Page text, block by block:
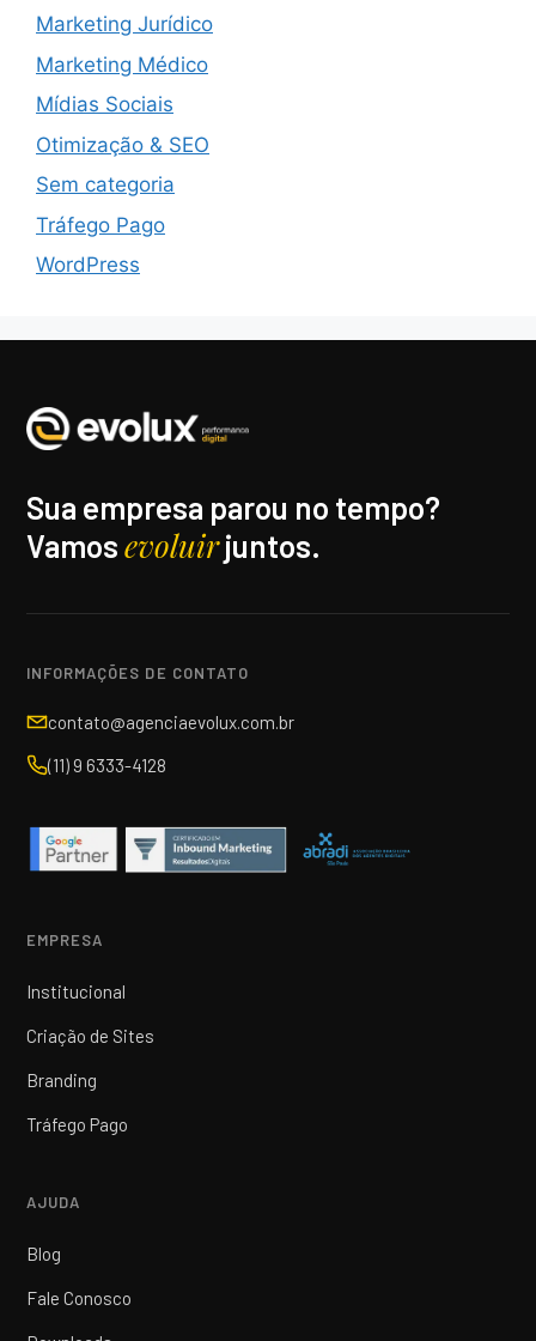
Marketing Jurídico
Marketing Médico
Mídias Sociais
Otimização & SEO
Sem categoria
Tráfego Pago
WordPress
Sua empresa parou no tempo?
Vamosevoluirjuntos.
INFORMAÇÕES DE CONTATO
contato@agenciaevolux.com.br
(11) 9 6333-4128
EMPRESA
Institucional
Criação de Sites
Branding
Tráfego Pago
AJUDA
Blog
Fale Conosco